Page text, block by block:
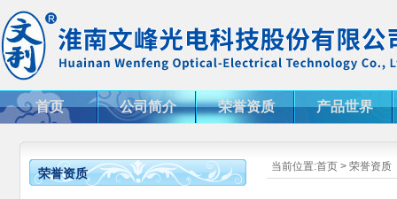
首页 公司简介 荣誉资质 产品世界
当前位置:首页> 荣誉资质
荣誉资质